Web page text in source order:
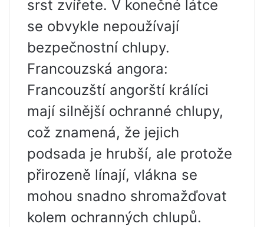
srst zvířete. V konečné látce
se obvykle nepoužívají
bezpečnostní chlupy.
Francouzská angora:
Francouzští angorští králíci
mají silnější ochranné chlupy,
což znamená, že jejich
podsada je hrubší, ale protože
přirozeně línají, vlákna se
mohou snadno shromažďovat
kolem ochranných chlupů.